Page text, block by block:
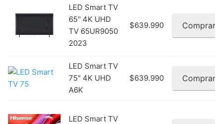
LED Smart TV
65'' 4K UHD
TV 65UR9050
2023
$639.990 Comprar
LED Smart TV
75" 4K UHD
A6K
$639.990 Comprar
LED Smart TV